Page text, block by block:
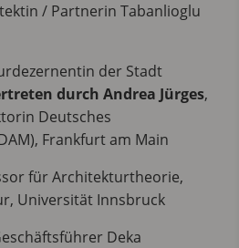
/ Partnerin Tabanlioglu
der Stadt
durch Andrea Jürges,
Deutsches
Frankfurt am Main
für Architekturtheorie,
Universität Innsbruck
Deka